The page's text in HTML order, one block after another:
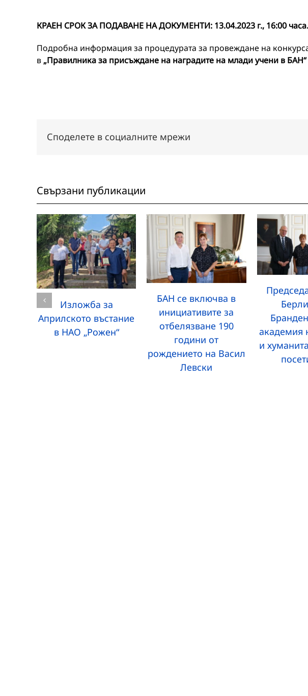
КРАЕН СРОК ЗА ПОДАВАНЕ НА ДОКУМЕНТИ: 13.04.2023 г., 16:00 часа.
Подробна информация за процедурата за провеждане на
в „Правилниказа присъждане на наградите на млади учени в БАН“
Споделете в социалните мрежи
Свързани публикации
Изложба за
Априлското въстание
в НАО „Рожен“
БАН се включва в
инициативите за
отбелязване 190
години от
рождението на Васил
Левски
академия
и